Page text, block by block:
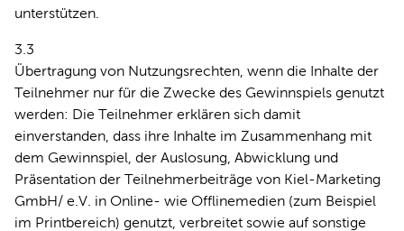
unterstützen.
3.3
Übertragung von Nutzungsrechten, wenn die Inhalte der
Teilnehmer nur für die Zwecke des Gewinnspiels genutzt
werden: Die Teilnehmer erklären sich damit
einverstanden, dass ihre Inhalte im Zusammenhang mit
dem Gewinnspiel, der Auslosung, Abwicklung und
Präsentation der Teilnehmerbeiträge von Kiel-Marketing
GmbH/ e.V. in Online- wie Offlinemedien (zum Beispiel
im Printbereich) genutzt, verbreitet sowie auf sonstige